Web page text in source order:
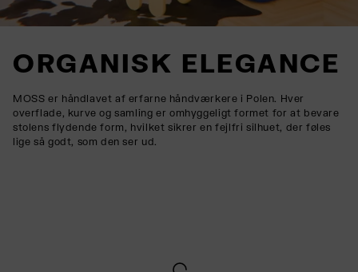
ORGANISK ELEGANCE
MOSS er håndlavet af erfarne håndværkere i Polen. Hver
overflade, kurve og samling er omhyggeligt formet for at bevare
stolens flydende form, hvilket sikrer en fejlfri silhuet, der føles
lige så godt, som den ser ud.